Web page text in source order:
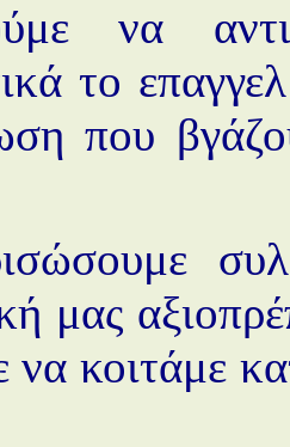
να
το
που
μας
κοιτάμε